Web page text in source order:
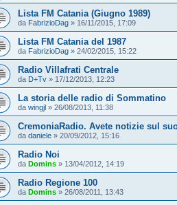
Lista FM Catania (Giugno 1989)
da FabrizioDag » 16/11/2015, 17:09
Lista FM Catania del 1987
da FabrizioDag » 24/02/2015, 15:22
Radio Villafrati Centrale
da D+Tv » 17/12/2013, 12:23
La storia delle radio di Sommatino
da wingjl » 26/08/2013, 11:38
CremoniaRadio. Avete notizie sul
da daniele » 20/09/2012, 15:16
Radio Noi
da Domins » 13/04/2012, 14:19
Radio Regione 100
da Domins » 26/08/2011, 13:43